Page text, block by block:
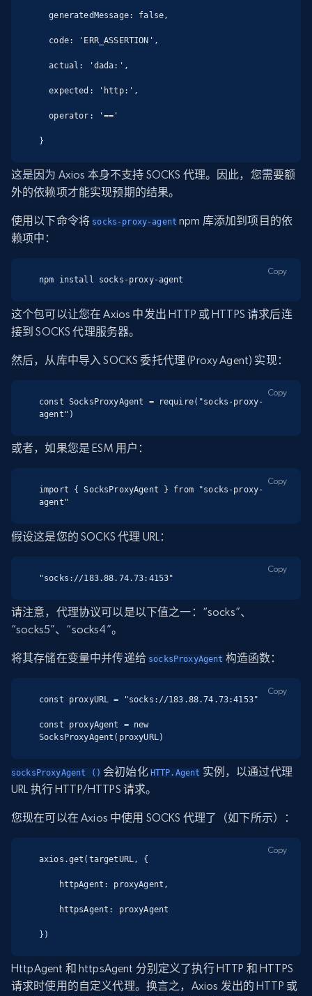
  generatedMessage: false,
  actual: 'dada:',
  expected: 'http:',
  operator: '=='
}
这是因为 Axios 本身不支持 SOCKS 代理。因此，您需要额
外的依赖项才能实现预期的结果。
使用以下命令将 socks-proxy-agent npm 库添加到项目的依
赖项中：
npm install socks-proxy-agent
Copy
这个包可以让您在 Axios 中发出 HTTP 或 HTTPS 请求后连
接到 SOCKS 代理服务器。
然后，从库中导入 SOCKS 委托代理 (Proxy Agent) 实现：
const SocksProxyAgent = require("socks-proxy-
agent")
Copy
或者，如果您是 ESM 用户：
import { SocksProxyAgent } from "socks-proxy-
agent"
Copy
假设这是您的 SOCKS 代理 URL：
"socks://183.88.74.73:4153"
Copy
请注意，代理协议可以是以下值之一：“socks”、
“socks5”、“socks4”。
将其存储在变量中并传递给 socksProxyAgent 构造函数：
const proxyURL = "socks://183.88.74.73:4153"
const proxyAgent = new
SocksProxyAgent(proxyURL)
Copy
socksProxyAgent () 会初始化 HTTP.Agent 实例，以通过代理
URL 执行 HTTP/HTTPS 请求。
您现在可以在 Axios 中使用 SOCKS 代理了（如下所示）：
axios.get(targetURL, {
})
Copy
HttpAgent 和 httpsAgent 分别定义了执行 HTTP 和 HTTPS
请求时使用的自定义代理。换言之，Axios 发出的 HTTP 或